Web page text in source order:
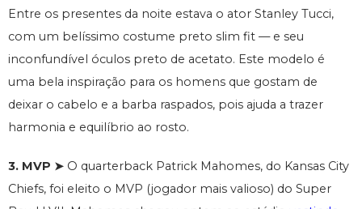
Entre os presentes da noite estava o ator Stanley Tucci,
com um belíssimo costume preto slim fit — e seu
inconfundível óculos preto de acetato. Este modelo é
uma bela inspiração para os homens que gostam de
deixar o cabelo e a barba raspados, pois ajuda a trazer
harmonia e equilíbrio ao rosto.
3. MVP ➤ O quarterback Patrick Mahomes, do Kansas City
Chiefs, foi eleito o MVP (jogador mais valioso) do Super